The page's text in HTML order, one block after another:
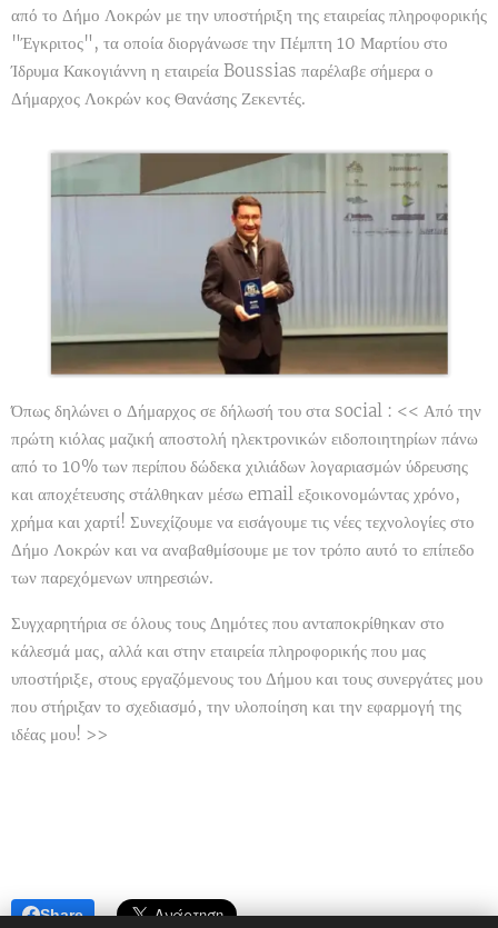
από το Δήμο Λοκρών με την υποστήριξη της εταιρείας πληροφορικής
"Έγκριτος", τα οποία διοργάνωσε την Πέμπτη 10 Μαρτίου στο
Ίδρυμα Κακογιάννη η εταιρεία Boussias παρέλαβε σήμερα ο
Δήμαρχος Λοκρών κος Θανάσης Ζεκεντές.
Όπως δηλώνει ο Δήμαρχος σε δήλωσή του στα social : << Από την
πρώτη κιόλας μαζική αποστολή ηλεκτρονικών ειδοποιητηρίων πάνω
από το 10% των περίπου δώδεκα χιλιάδων λογαριασμών ύδρευσης
και αποχέτευσης στάλθηκαν μέσω email εξοικονομώντας χρόνο,
χρήμα και χαρτί! Συνεχίζουμε να εισάγουμε τις νέες τεχνολογίες στο
Δήμο Λοκρών και να αναβαθμίσουμε με τον τρόπο αυτό το επίπεδο
των παρεχόμενων υπηρεσιών.
Συγχαρητήρια σε όλους τους Δημότες που ανταποκρίθηκαν στο
κάλεσμά μας, αλλά και στην εταιρεία πληροφορικής που μας
υποστήριξε, στους εργαζόμενους του Δήμου και τους συνεργάτες μου
που στήριξαν το σχεδιασμό, την υλοποίηση και την εφαρμογή της
ιδέας μου! >>
Share